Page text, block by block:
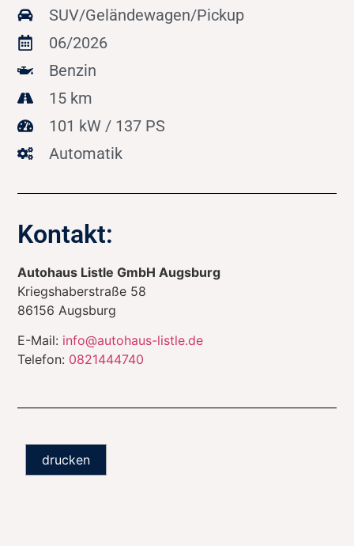
SUV/Geländewagen/Pickup
06/2026
Benzin
15 km
101 kW / 137 PS
Automatik
Kontakt:
Autohaus Listle GmbH Augsburg
Kriegshaberstraße 58
86156 Augsburg
E-Mail: info@autohaus-listle.de
Telefon: 0821444740
drucken